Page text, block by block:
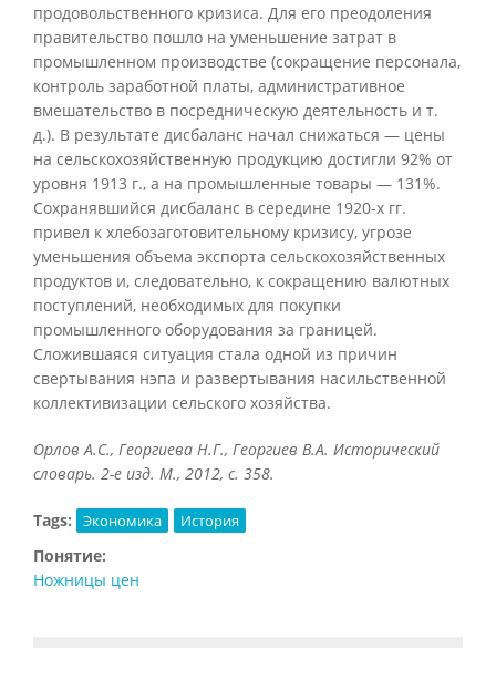
продовольственного кризиса. Для его преодоления
правительство пошло на уменьшение затрат в
промышленном производстве (сокращение персонала,
контроль заработной платы, административное
вмешательство в посредническую деятельность и т.
д.). В результате дисбаланс начал снижаться — цены
на сельскохозяйственную продукцию достигли 92% от
уровня 1913 г., а на промышленные товары — 131%.
Сохранявшийся дисбаланс в середине 1920-х гг.
привел к хлебозаготовительному кризису, угрозе
уменьшения объема экспорта сельскохозяйственных
продуктов и, следовательно, к сокращению валютных
поступлений, необходимых для покупки
промышленного оборудования за границей.
Сложившаяся ситуация стала одной из причин
свертывания нэпа и развертывания насильственной
коллективизации сельского хозяйства.
Орлов А.С., Георгиева Н.Г., Георгиев В.А. Исторический
словарь. 2-е изд. М., 2012, с. 358.
Tags: Экономика История
Понятие:
Ножницы цен